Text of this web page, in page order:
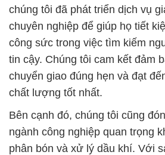
chúng tôi đã phát triển dịch vụ
chuyên nghiệp để giúp họ tiết
công sức trong việc tìm kiếm
tin cậy. Chúng tôi cam kết đảm
chuyển giao đúng hẹn và đạt
chất lượng tốt nhất.
Bên cạnh đó, chúng tôi cũng
ngành công nghiệp quan trọng
phân bón và xử lý dầu khí. Với